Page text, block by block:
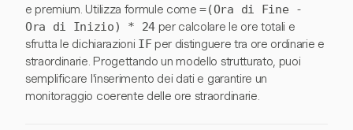
e premium. Utilizza formule come=(Ora di Fine -
Ora di Inizio) * 24per calcolare le ore totali e
sfrutta le dichiarazioni IFper distinguere tra ore ordinarie e
straordinarie. Progettando un modello strutturato, puoi
semplificare l'inserimento dei dati e garantire un
monitoraggio coerente delle ore straordinarie.